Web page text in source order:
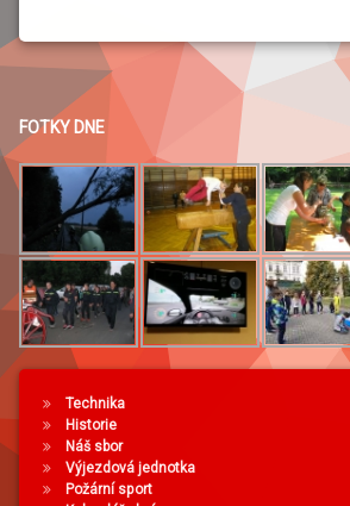
FOTKY DNE
Technika
Historie
Náš sbor
Výjezdová jednotka
Požární sport